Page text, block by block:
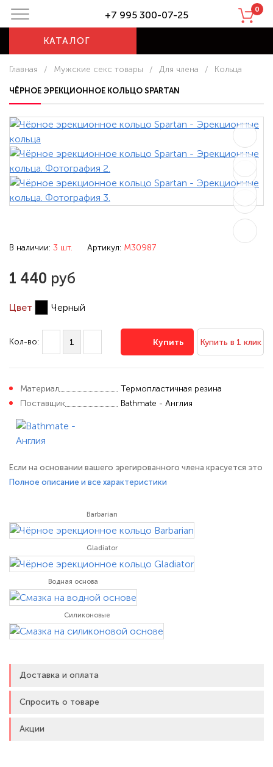
+7 995 300-07-25 0
КАТАЛОГ
Главная / Мужские секс товары / Для члена / Кольца
ЧЁРНОЕ ЭРЕКЦИОННОЕ КОЛЬЦО SPARTAN
В наличии: 3 шт. Артикул: M30987
1 440 руб
Цвет Черный
Кол-во: Купить Купить в 1 клик
Материал
Термопластичная резина
Поставщик
Bathmate - Англия
Если на основании вашего эрегированного члена красуется это
тугое чёрное колечко, интимная близость пройдёт ровно так,
на поверхности Spartan легко натянуть. Плотно сжимая плоть,
оно замедлит отток крови, а значит, сохранит эрекцию
Полное описание и все характеристики
Barbarian
Gladiator
Водная основа
Силиконовые
Доставка и оплата
Спросить о товаре
Акции